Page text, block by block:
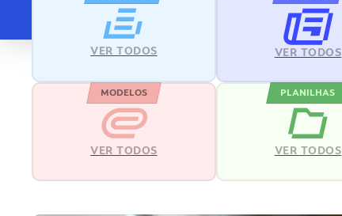
VER TODOS VER TODOS
MODELOS
VER TODOS
PLANILHAS
VER TODOS